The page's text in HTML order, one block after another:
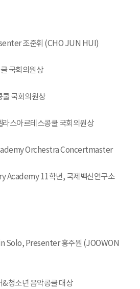
조준휘 (CHO JUN HUI)
국회의원상
국회의원상
스아르테스콩쿨 국회의원상
Orchestra Concertmaster
Academy 11학년, 국제백신연구소
Solo, Presenter 홍주원 (JOOWON
청소년 음악콩쿨 대상